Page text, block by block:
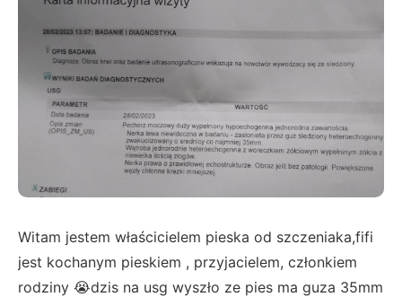
Witam jestem właścicielem pieska od szczeniaka,fifi
jest kochanym pieskiem , przyjacielem, członkiem
rodziny 😭dzis na usg wyszło ze pies ma guza 35mm